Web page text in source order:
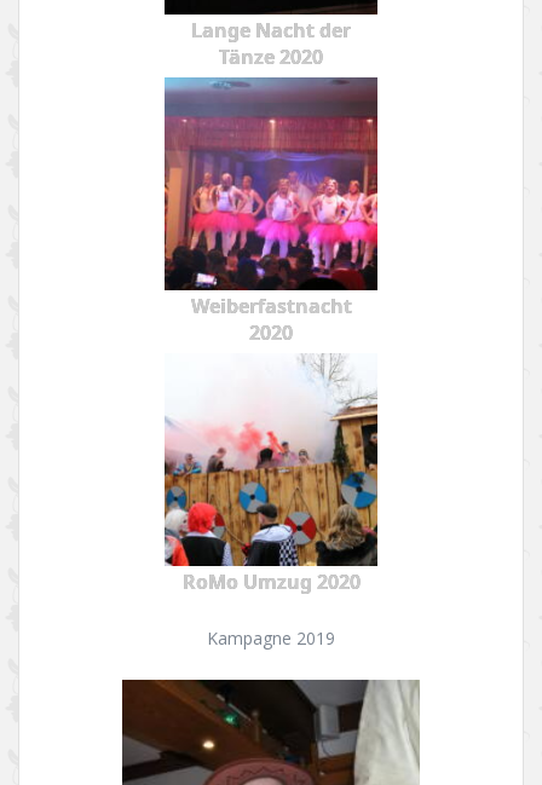
Lange Nacht der
Tänze 2020
Weiberfastnacht
2020
RoMo Umzug 2020
Kampagne 2019